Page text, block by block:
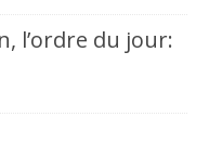
l’ordre du jour: